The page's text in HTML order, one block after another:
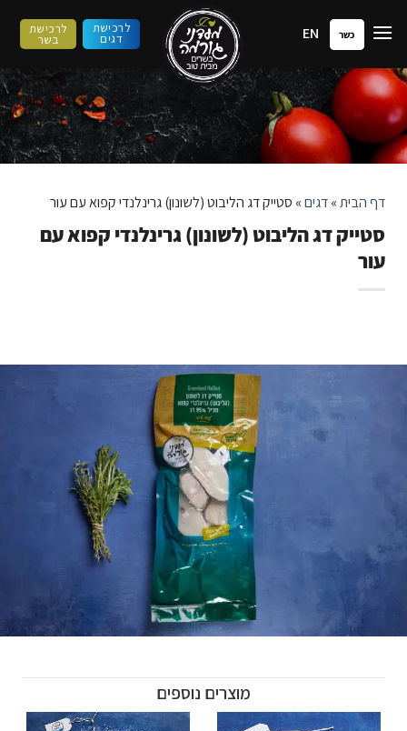
לתוכן
כשר EN לרכישת
דגים
לרכישת
בשר
דף הבית»דגים» סטייק דג הליבוט (לשונון) גרינלנדי קפוא עם עור
סטייק דג הליבוט (לשונון) גרינלנדי קפוא עם
עור
מוצרים נוספים